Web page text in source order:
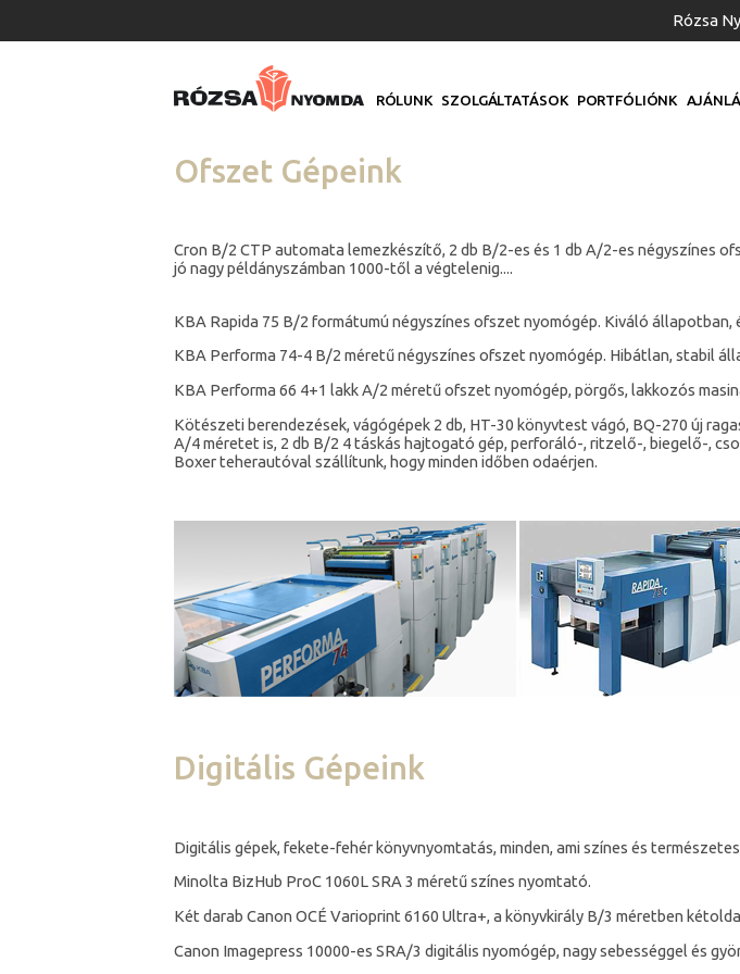
Rózsa
RÓLUNK SZOLGÁLTATÁSOK PORTFÓLIÓNK
Ofszet Gépeink
Cron B/2 CTP automata lemezkészítő, 2 db B/2-es és 1 db A/2-es négyszínes
jó nagy példányszámban 1000-től a végtelenig....
KBA Rapida 75 B/2 formátumú négyszínes ofszet nyomógép. Kiváló állapotban,
KBA Performa 74-4 B/2 méretű négyszínes ofszet nyomógép. Hibátlan, stabil
KBA Performa 66 4+1 lakk A/2 méretű ofszet nyomógép, pörgős, lakkozós
Kötészeti berendezések, vágógépek 2 db, HT-30 könyvtest vágó, BQ-270 új
A/4 méretet is, 2 db B/2 4 táskás hajtogató gép, perforáló-, ritzelő-, biegelő-,
Boxer teherautóval szállítunk, hogy minden időben odaérjen.
Digitális Gépeink
Digitális gépek, fekete-fehér könyvnyomtatás, minden, ami színes és
Minolta BizHub ProC 1060L SRA 3 méretű színes nyomtató.
Két darab Canon OCÉ Varioprint 6160 Ultra+, a könyvkirály B/3 méretben
Canon Imagepress 10000-es SRA/3 digitális nyomógép, nagy sebességgel és